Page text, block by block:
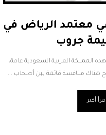
معتمد الرياض في
المملكة العربية السعودية عامة،
هناك منافسة قائمة بين أصحاب ...
اقرأ أكثر